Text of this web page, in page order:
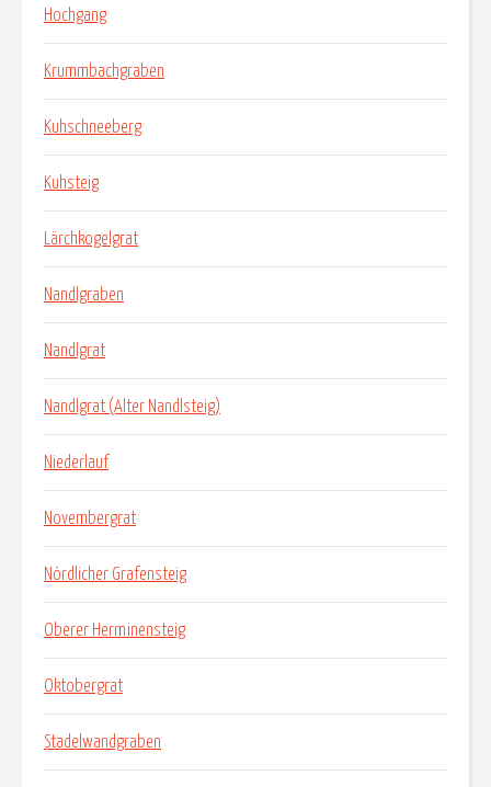
Hochgang
Krummbachgraben
Kuhschneeberg
Kuhsteig
Lärchkogelgrat
Nandlgraben
Nandlgrat
Nandlgrat (Alter Nandlsteig)
Niederlauf
Novembergrat
Nördlicher Grafensteig
Oberer Herminensteig
Oktobergrat
Stadelwandgraben